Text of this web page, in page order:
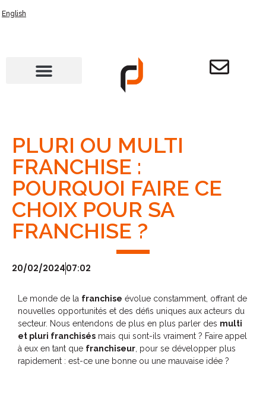
English
PLURI OU MULTI
FRANCHISE :
POURQUOI FAIRE CE
CHOIX POUR SA
FRANCHISE ?
20/02/202407:02
Le monde de la franchise évolue constamment, offrant de
nouvelles opportunités et des défis uniques aux acteurs du
secteur. Nous entendons de plus en plus parler des multi
et pluri franchisés mais qui sont-ils vraiment ? Faire appel
à eux en tant que franchiseur , pour se développer plus
rapidement : est-ce une bonne ou une mauvaise idée ?